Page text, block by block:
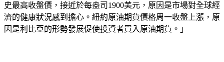
史最高收盤價，接近於每盎司1900美元，原因是市場對全球經
濟的健康狀況感到擔心。紐約原油期貨價格周一收盤上漲，原
因是利比亞的形勢發展促使投資者買入原油期貨。」